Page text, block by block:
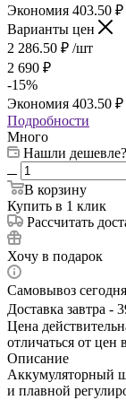
Экономия 403.50 ₽
Варианты цен
2 286.50 ₽ /шт
2 690 ₽
-15%
Экономия 403.50 ₽
Подробности
Много
Нашли дешевле?
В корзину
Купить в 1 клик
Рассчитать
Хочу в подарок
Самовывоз
Доставка завтра -
Цена
отличаться от цен
Описание
Аккумуляторный
и плавной